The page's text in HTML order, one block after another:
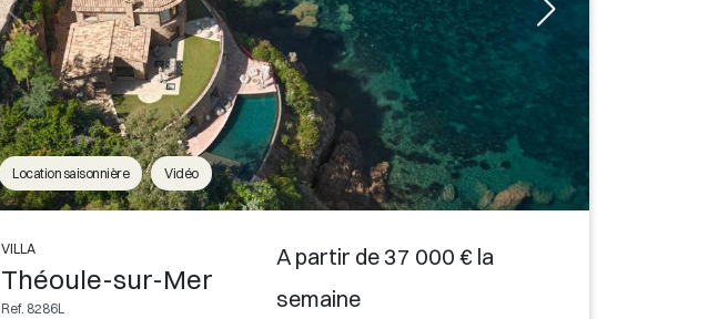
Location saisonnière Vidéo
VILLA
Théoule-sur-Mer
Ref. 8286L
A partir de 37 000 € la
semaine